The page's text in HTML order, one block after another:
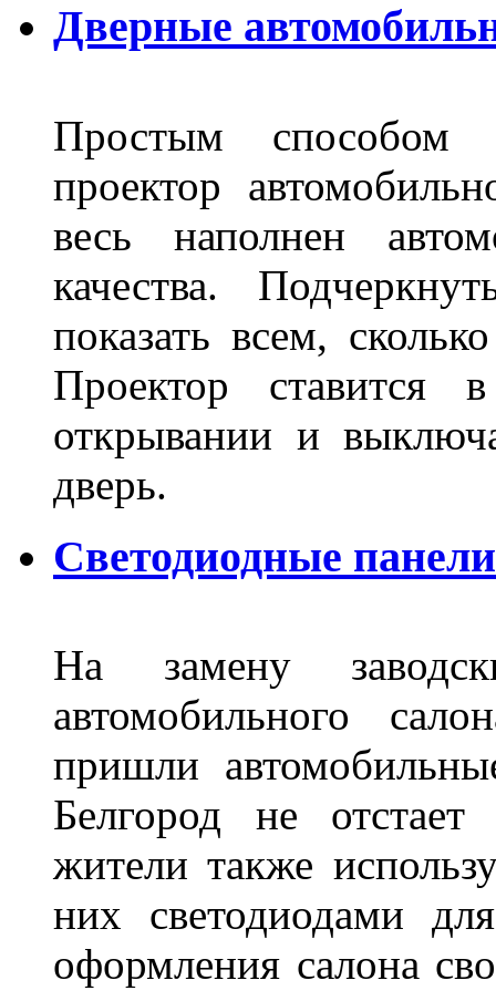
Дверные
Простым способом
проектор
весь наполнен
качества.
показать всем,
Проектор ставится
открывании и
дверь.
Светодиодные
На замену
автомобильного
пришли
Белгород не
жители также
них светодиодами
оформления салона